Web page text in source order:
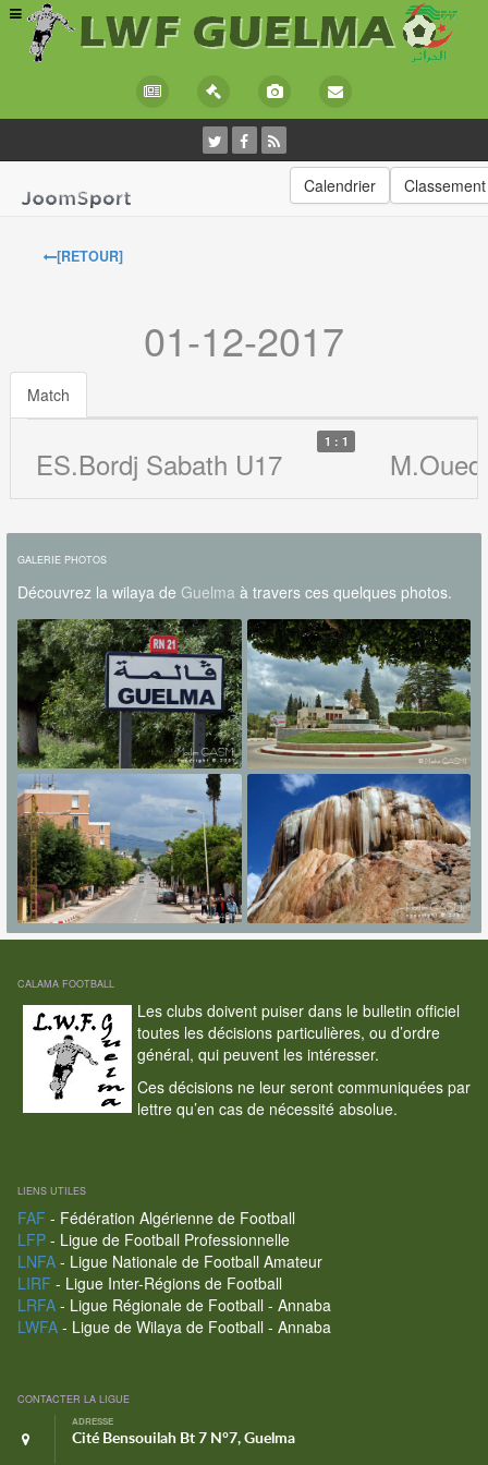
Calendrier Classement
[RETOUR]
01-12-2017
Match
ES.Bordj Sabath U17
1 : 1
GALERIE PHOTOS
Découvrez la wilaya de Guelma à travers ces quelques photos.
CALAMA FOOTBALL
Les clubs doivent puiser dans le bulletin officiel
toutes les décisions particulières, ou d’ordre
général, qui peuvent les intéresser.
Ces décisions ne leur seront communiquées par
lettre qu’en cas de nécessité absolue.
LIENS UTILES
FAF - Fédération Algérienne de Football
LFP- Ligue de Football Professionnelle
LNFA- Ligue Nationale de Football Amateur
LIRF - Ligue Inter-Régions de Football
LRFA- Ligue Régionale de Football - Annaba
LWFA- Ligue de Wilaya de Football - Annaba
CONTACTER LA LIGUE
ADRESSE
Cité Bensouilah Bt 7 N°7, Guelma